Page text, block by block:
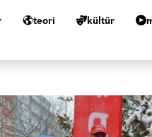
teori kültür